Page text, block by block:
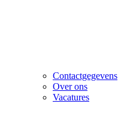
Contactgegevens
Over ons
Vacatures